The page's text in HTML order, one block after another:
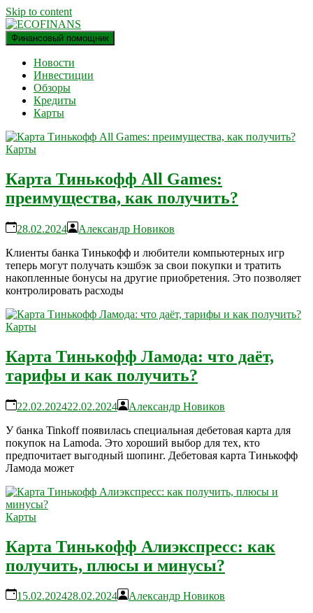
Skip to content
ECOFINANS
финансовый блог
Финансовый помощник
Новости
Инвестиции
Обзоры
Кредиты
Карты
Карты
Карта Тинькофф All Games:
преимущества, как получить?
28.02.2024
Александр Новиков
Клиенты банка Тинькофф и любители компьютерных игр
теперь могут получать кэшбэк за свои покупки и тратить
накопленные бонусы на другие приобретения. Это позволяет
контролировать расходы
Карты
Карта Тинькофф Ламода: что даёт,
тарифы и как получить?
22.02.202422.02.2024
Александр Новиков
У банка Tinkoff появилась специальная дебетовая карта для
покупок на Lamoda. Это хороший выбор для тех, кто
предпочитает выгодный шопинг. Дебетовая карта Тинькофф
Ламода может
Карты
Карта Тинькофф Алиэкспресс: как
получить, плюсы и минусы?
15.02.202428.02.2024
Александр Новиков